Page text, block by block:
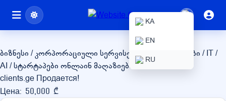
KA
EN
RU
clients.ge
ბიზნესი / კორპორაციული სერვისებიტექნოლოგიები / IT /
AI / სტარტაპები ონლაინ მაღაზიები / eCommerce
clients.ge Продается!
Цена: 50,000 ₾